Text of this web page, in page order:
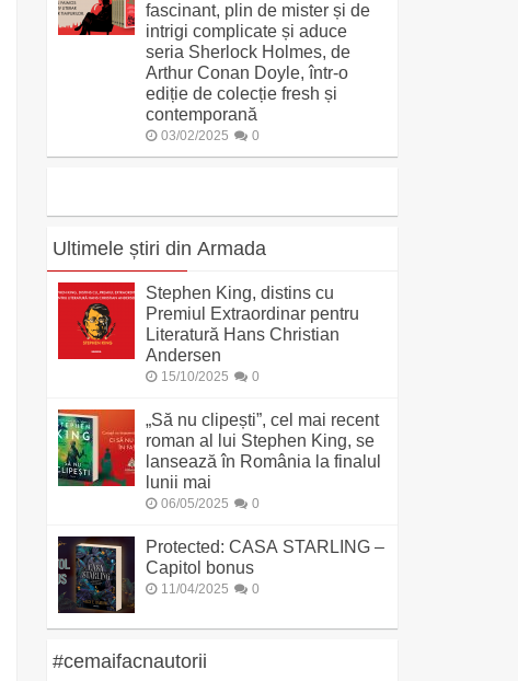
fascinant, plin de mister și de
intrigi complicate și aduce
seria Sherlock Holmes, de
Arthur Conan Doyle, într-o
ediție de colecție fresh și
contemporană
03/02/2025 0
Ultimele știri din Armada
Stephen King, distins cu
Premiul Extraordinar pentru
Literatură Hans Christian
Andersen
15/10/2025 0
„Să nu clipești”, cel mai recent
roman al lui Stephen King, se
lansează în România la finalul
lunii mai
06/05/2025 0
Protected: CASA STARLING –
Capitol bonus
11/04/2025 0
#cemaifacnautorii